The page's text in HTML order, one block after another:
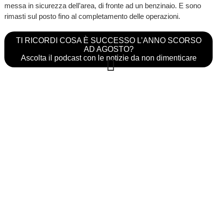
messa in sicurezza dell’area, di fronte ad un benzinaio. E sono
rimasti sul posto fino al completamento delle operazioni.
TI RICORDI COSA È SUCCESSO L’ANNO SCORSO
AD AGOSTO?
Ascolta il podcast con le notizie da non dimenticare